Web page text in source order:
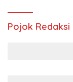
Pojok Redaksi